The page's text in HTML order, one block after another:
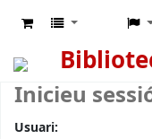
Inicieu
Usuari: